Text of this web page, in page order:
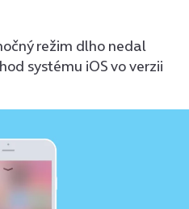
režim dlho nedal
systému iOS vo verzii